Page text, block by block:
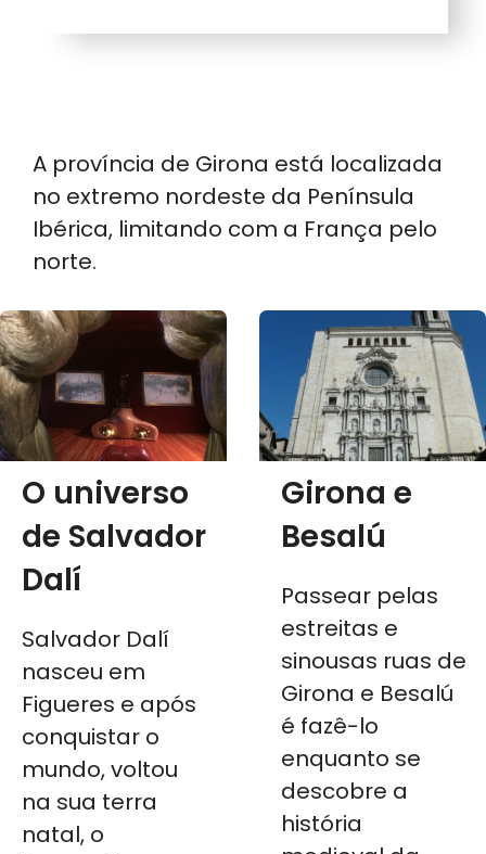
A província de Girona está localizada
no extremo nordeste da Península
Ibérica, limitando com a França pelo
norte.
O universo
de Salvador
Dalí
Salvador Dalí
nasceu em
Figueres e após
conquistar o
mundo, voltou
na sua terra
natal, o
Girona e
Besalú
Passear pelas
estreitas e
sinousas ruas de
Girona e Besalú
é fazê-lo
enquanto se
descobre a
história